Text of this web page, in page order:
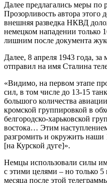
Далее предлагались меры по
Прозорливость автора этого
внешняя разведка НКВД
немецком нападении только
лишним после документа
Далее, 8 апреля 1943 года,
отправил на имя Сталина
«Видимо, на первом этапе
сил, в том числе до 13-15
большого количества
кромской группировкой в
белгородско-харьковской
востока… Этим
разгромить и окружить
[на Курской дуге]».
Немцы использовали силы
с этими целями – но только 5
месяца после этой